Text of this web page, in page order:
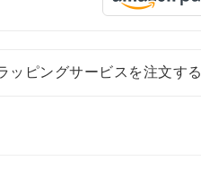
ッピングサービスを注文する